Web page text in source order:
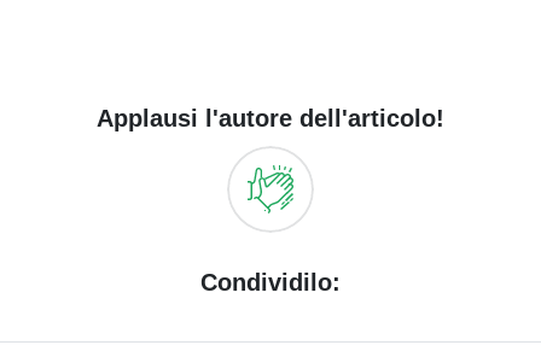
Applausi l'autore dell'articolo!
Condividilo: